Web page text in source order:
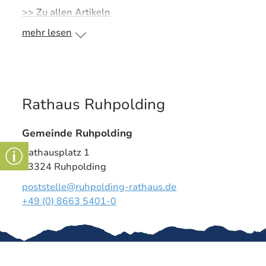
>> Zu allen Artikeln
mehr lesen
Rathaus Ruhpolding
Gemeinde Ruhpolding
Rathausplatz 1
83324 Ruhpolding
poststelle@ruhpolding-rathaus.de
+49 (0) 8663 5401-0